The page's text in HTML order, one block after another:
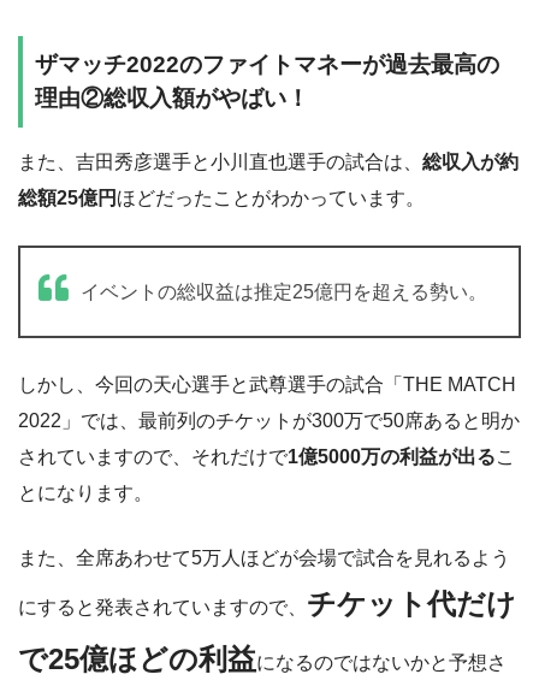
ザマッチ2022のファイトマネーが過去最高の
理由②総収入額がやばい！
また、吉田秀彦選手と小川直也選手の試合は、 総収入が約
総額25億円 ほどだったことがわかっています。
イベントの総収益は推定25億円を超える勢い。
しかし、今回の天心選手と武尊選手の試合「THE MATCH
2022」では、最前列のチケットが300万で50席あると明か
されていますので、それだけで1億5000万の利益が出るこ
とになります。
また、全席あわせて5万人ほどが会場で試合を見れるよう
にすると発表されていますので、 チケット代だけ
で25億ほどの利益になるのではないかと予想さ